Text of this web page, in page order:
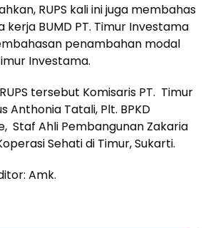
RUPS kali ini juga membahas
BUMD PT. Timur Investama
penambahan modal
Investama.
tersebut Komisaris PT. Timur
Anthonia Tatali, Plt. BPKD
Staf Ahli Pembangunan Zakaria
Sehati di Timur, Sukarti.
Amk.